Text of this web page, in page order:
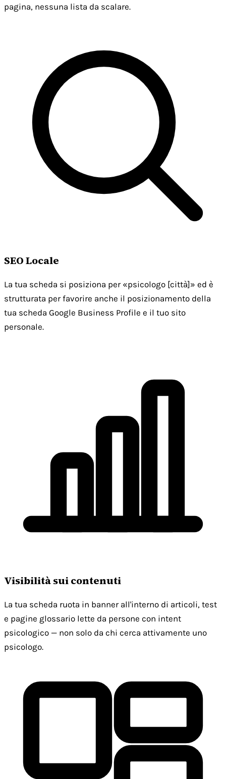
pagina, nessuna lista da scalare.
SEO Locale
La tua scheda si posiziona per «psicologo [città]» ed è
strutturata per favorire anche il posizionamento della
tua scheda Google Business Profile e il tuo sito
personale.
Visibilità sui contenuti
La tua scheda ruota in banner all'interno di articoli, test
e pagine glossario lette da persone con intent
psicologico — non solo da chi cerca attivamente uno
psicologo.